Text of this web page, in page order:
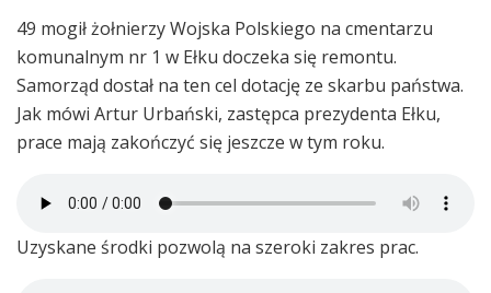
49 mogił żołnierzy Wojska Polskiego na cmentarzu
komunalnym nr 1 w Ełku doczeka się remontu.
Samorząd dostał na ten cel dotację ze skarbu państwa.
Jak mówi Artur Urbański, zastępca prezydenta Ełku,
prace mają zakończyć się jeszcze w tym roku.
Uzyskane środki pozwolą na szeroki zakres prac.